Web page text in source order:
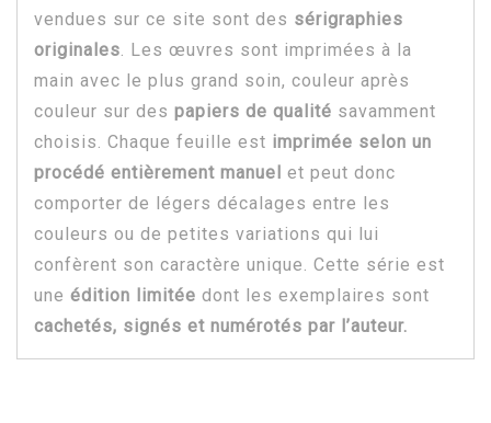
vendues sur ce site sont des sérigraphies
originales. Les œuvres sont imprimées à la
main avec le plus grand soin, couleur après
couleur sur des papiers de qualité savamment
choisis. Chaque feuille est imprimée selon un
procédé entièrement manuel et peut donc
comporter de légers décalages entre les
couleurs ou de petites variations qui lui
confèrent son caractère unique. Cette série est
une édition limitée dont les exemplaires sont
cachetés, signés et numérotés par l’auteur.